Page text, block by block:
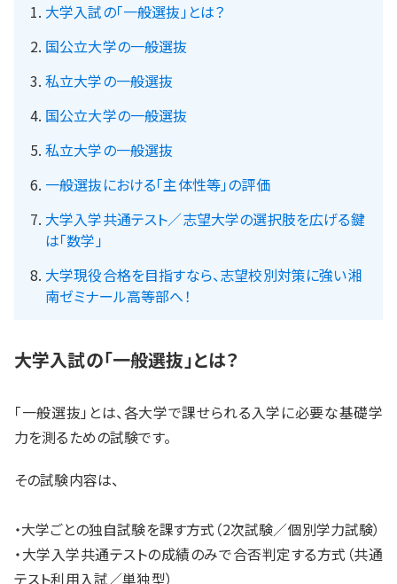
大学入試の「一般選抜」とは？
国公立大学の一般選抜
私立大学の一般選抜
国公立大学の一般選抜
私立大学の一般選抜
一般選抜における「主体性等」の評価
大学入学共通テスト／志望大学の選択肢を広げる鍵
は「数学」
大学現役合格を目指すなら、志望校別対策に強い湘
南ゼミナール高等部へ！
大学入試の「一般選抜」とは？
「一般選抜」とは、各大学で課せられる入学に必要な基礎学
力を測るための試験です。
その試験内容は、
・大学ごとの独自試験を課す方式（2次試験／個別学力試験）
・大学入学共通テストの成績のみで合否判定する方式（共通
テスト利用入試／単独型）